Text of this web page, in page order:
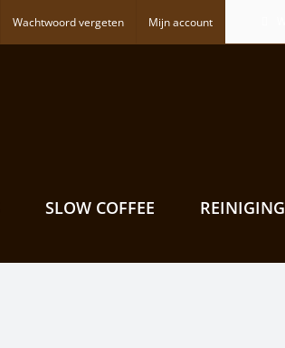
Wachtwoord vergeten Mijn account
SLOW COFFEE REINIGING